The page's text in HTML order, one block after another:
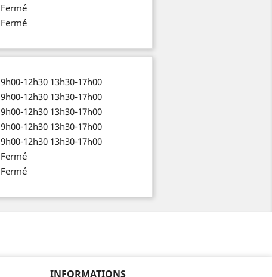
Fermé
Fermé
9h00-12h30 13h30-17h00
9h00-12h30 13h30-17h00
9h00-12h30 13h30-17h00
9h00-12h30 13h30-17h00
9h00-12h30 13h30-17h00
Fermé
Fermé
INFORMATIONS